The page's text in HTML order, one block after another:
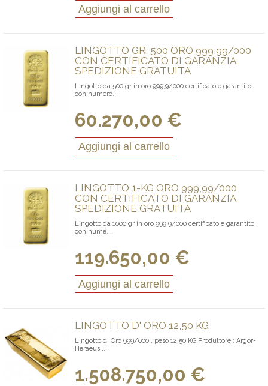
Aggiungi al carrello
LINGOTTO GR. 500 ORO 999,99/000
CON CERTIFICATO DI GARANZIA.
SPEDIZIONE GRATUITA
Lingotto da 500 gr in oro 999,9/000 certificato e garantito
con numero...
60.270,00 €
Aggiungi al carrello
LINGOTTO 1-KG ORO 999,99/000
CON CERTIFICATO DI GARANZIA.
SPEDIZIONE GRATUITA
Lingotto da 1000 gr in oro 999,9/000 certificato e garantito
con nume...
119.650,00 €
Aggiungi al carrello
LINGOTTO D' ORO 12,50 KG
Lingotto d' Oro 999/000 , peso 12,50 KG Produttore : Argor-
Heraeus ,...
1.508.750,00 €